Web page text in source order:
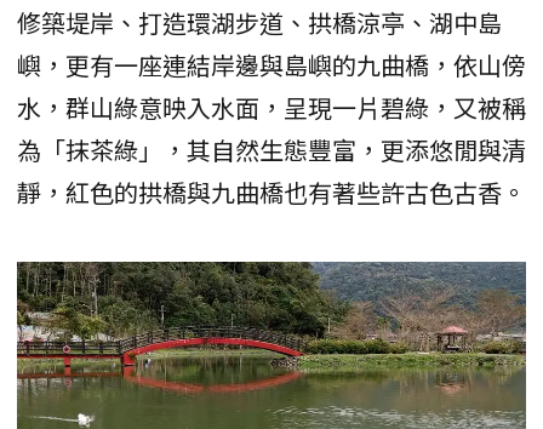
修築堤岸、打造環湖步道、拱橋涼亭、湖中島
嶼，更有一座連結岸邊與島嶼的九曲橋，依山傍
水，群山綠意映入水面，呈現一片碧綠，又被稱
為「抹茶綠」，其自然生態豐富，更添悠閒與清
靜，紅色的拱橋與九曲橋也有著些許古色古香。